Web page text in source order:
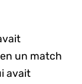
un match
avait